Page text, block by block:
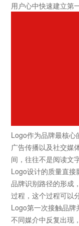
用户心中快速建立第
Logo作为品牌最核心
广告传播以及社交媒
间，往往不是阅读文
Logo设计的质量直接
品牌识别路径的形成
过程，这个过程可以
Logo第一次接触品
不同媒介中反复出现